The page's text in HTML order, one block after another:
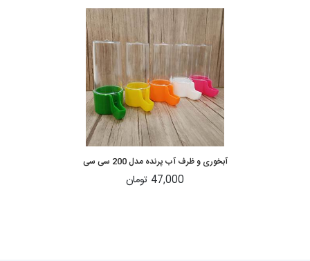
آبخوری و ظرف آب پرنده مدل 200 سی سی
47,000 تومان